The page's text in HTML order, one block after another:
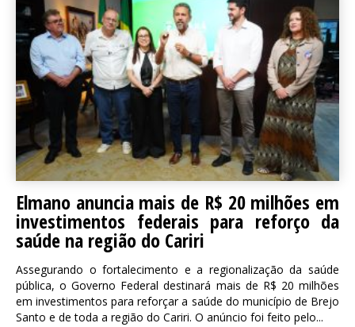
Elmano anuncia mais de R$ 20 milhões em
investimentos federais para reforço da
saúde na região do Cariri
Assegurando o fortalecimento e a regionalização da saúde
pública, o Governo Federal destinará mais de R$ 20 milhões
em investimentos para reforçar a saúde do município de Brejo
Santo e de toda a região do Cariri. O anúncio foi feito pelo...